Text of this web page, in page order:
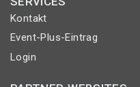
Kontakt
Event-Plus-Eintrag
Login